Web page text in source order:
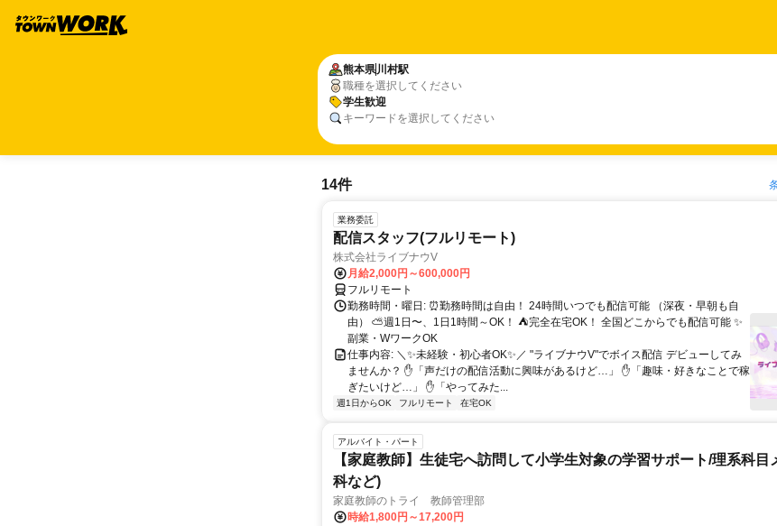
熊本県川村駅
職種を選択してください
学生歓迎
キーワードを選択してください
14件
業務委託
配信スタッフ(フルリモート)
株式会社ライブナウV
月給2,000円～600,000円
フルリモート
勤務時間・曜日: ⏰勤務時間は自由！ 24時間いつでも配信可能 （深夜・早朝も自
由） ⛅週1日〜、1日1時間～OK！ ⛺完全在宅OK！ 全国どこからでも配信可能 ✨
副業・WワークOK
仕事内容: ＼✨未経験・初心者OK✨／ "ライブナウV"でボイス配信 デビューしてみ
ませんか？ ✋「声だけの配信活動に興味があるけど…」 ✋「趣味・好きなことで稼
ぎたいけど…」 ✋「やってみた...
週1日からOK フルリモート 在宅OK
アルバイト・パート
【家庭教師】生徒宅へ訪問して小学生対象の学習サポート/理系科目
科など)
家庭教師のトライ 教師管理部
時給1,800円～17,200円